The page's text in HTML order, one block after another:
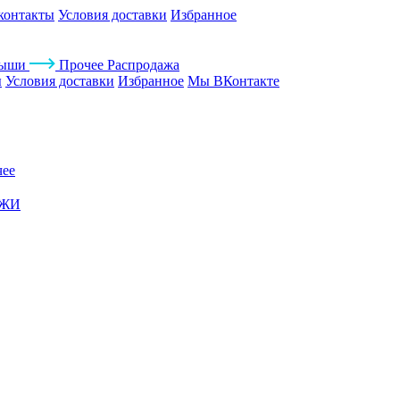
Условия доставки Избранное
Прочее Распродажа
Условия доставки Избранное Мы ВКонтакте